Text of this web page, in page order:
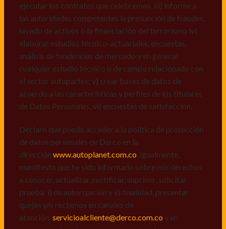
Declaro que puedo acceder a la política de protección
de datos personales de Derco en la
direcciónwww.autoplanet.com.co, igualmente,
manifiesto que he sido informado sobre mis derechos
a conocer, actualizar, rectificar, suprimir, solicitar
prueba: i) de autorización y ii) finalidad, presentar
quejas y/o reclamos en canales de
atención: servicioalcliente@derco.com.coy en
responsables, para que efectúen el tratamiento de mis
datos conforme lo expuesto.
ejecutar los contratos que celebremos, iii) informe a
las autoridades competentes la presunción de fraudes,
lavado de activos o la financiación del terrorismo iv)
elaborar estudios técnico-actuariales, encuestas,
análisis de tendencias de mercado y en general
cualquier estudio técnico o de campo relacionado con
el sector autopartes; v) crear bases de datos de
acuerdo a las características y perfiles de los titulares
de Datos Personales, vi) encuestas de satisfacción.
Declaro que puedo acceder a la política de protección
de datos personales de Derco en la
dirección www.autoplanet.com.co , igualmente,
manifiesto que he sido informado sobre mis derechos
a conocer, actualizar, rectificar, suprimir, solicitar
prueba: i) de autorización y ii) finalidad, presentar
quejas y/o reclamos en canales de
atención: servicioalcliente@derco.com.co y en